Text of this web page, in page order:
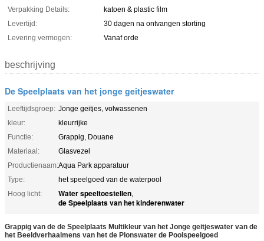
Verpakking Details:
katoen & plastic film
Levertijd:
30 dagen na ontvangen storting
Levering vermogen:
Vanaf orde
beschrijving
De Speelplaats van het jonge geitjeswater
Leeftijdsgroep: Jonge geitjes, volwassenen
kleur:
kleurrijke
Functie:
Grappig, Douane
Materiaal:
Glasvezel
Productienaam:Aqua Park apparatuur
Type:
het speelgoed van de waterpool
Hoog licht:
Water speeltoestellen,
de Speelplaats van het kinderenwater
Grappig van de de Speelplaats Multikleur van het Jonge geitjeswater van de
het Beeldverhaalmens van het de Plonswater de Poolspeelgoed